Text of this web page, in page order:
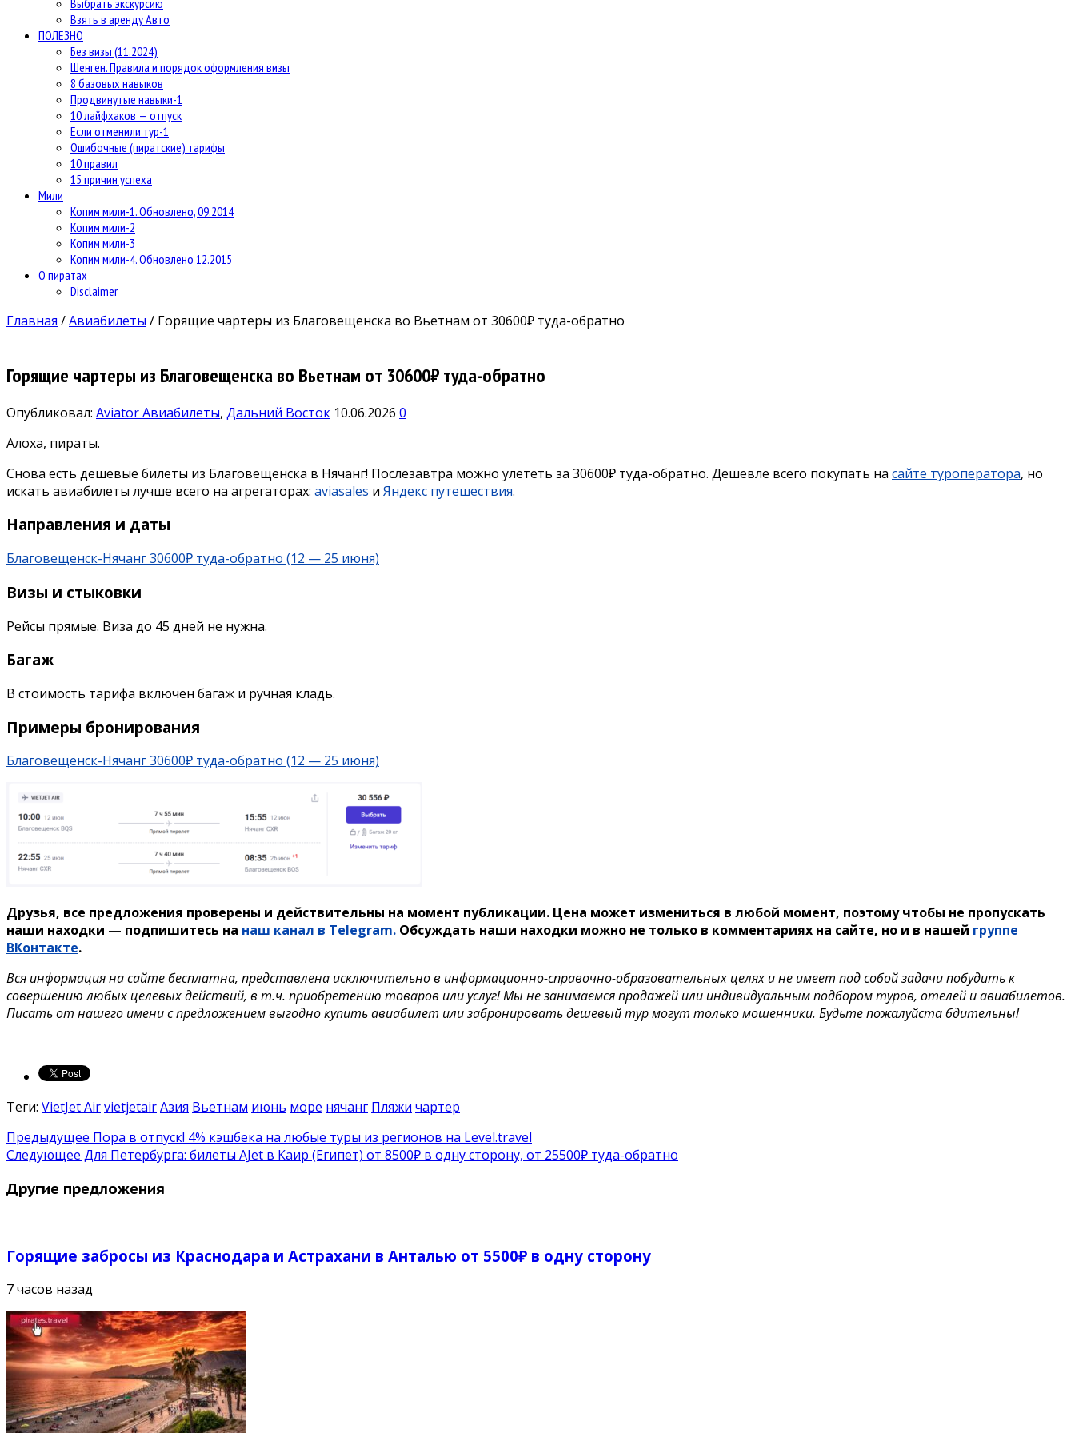
Взять в аренду Авто
ПОЛЕЗНО
Без визы (11.2024)
Шенген. Правила и порядок оформления визы
8 базовых навыков
Продвинутые навыки-1
10 лайфхаков — отпуск
Если отменили тур-1
Ошибочные (пиратские) тарифы
10 правил
15 причин успеха
Мили
Копим мили-1. Обновлено, 09.2014
Копим мили-2
Копим мили-3
Копим мили-4. Обновлено 12.2015
О пиратах
Disclaimer
Главная /Авиабилеты / Горящие чартеры из Благовещенска во Вьетнам от 30600₽ туда-обратно
Горящие чартеры из Благовещенска во Вьетнам от 30600₽ туда-обратно
Опубликовал: AviatorАвиабилеты, Дальний Восток 10.06.2026 0
Алоха, пираты.
Снова есть дешевые билеты из Благовещенска в Нячанг! Послезавтра можно улететь за 30600₽ туда-обратно. Дешевле всего покупать на сайте туроператора, но
искать авиабилеты лучше всего на агрегаторах: aviasales и Яндекс путешествия.
Направления и даты
Благовещенск-Нячанг 30600₽ туда-обратно (12 — 25 июня)
Визы и стыковки
Рейсы прямые. Виза до 45 дней не нужна.
Багаж
В стоимость тарифа включен багаж и ручная кладь.
Примеры бронирования
Благовещенск-Нячанг 30600₽ туда-обратно (12 — 25 июня)
Друзья, все предложения проверены и действительны на момент публикации. Цена может измениться в любой момент, поэтому чтобы не пропускать
наши находки — подпишитесь на наш канал в Telegram. Обсуждать наши находки можно не только в комментариях на сайте, но и в нашей группе
ВКонтакте.
Вся информация на сайте бесплатна, представлена исключительно в информационно-справочно-образовательных целях и не имеет под собой задачи побудить к
совершению любых целевых действий, в т.ч. приобретению товаров или услуг! Мы не занимаемся продажей или индивидуальным подбором туров, отелей и авиабилетов.
Писать от нашего имени с предложением выгодно купить авиабилет или забронировать дешевый тур могут только мошенники. Будьте пожалуйста бдительны!
Теги: VietJet AirvietjetairАзия Вьетнам июнь море нячанг Пляжи чартер
Предыдущее Пора в отпуск! 4% кэшбека на любые туры из регионов на Level.travel
Следующее Для Петербурга: билеты AJet в Каир (Египет) от 8500₽ в одну сторону, от 25500₽ туда-обратно
Другие предложения
Горящие забросы из Краснодара и Астрахани в Анталью от 5500₽ в одну сторону
7 часов назад